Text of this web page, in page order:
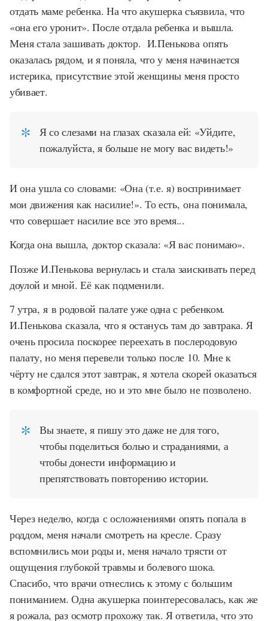
отдать маме ребенка. На что акушерка съязвила, что
«она его уронит». После отдала ребенка и вышла.
Меня стала зашивать доктор. И.Пенькова опять
оказалась рядом, и я поняла, что у меня начинается
истерика, присутствие этой женщины меня просто
убивает.
Я со слезами на глазах сказала ей: «Уйдите,
пожалуйста, я больше не могу вас видеть!»
И она ушла со словами: «Она (т.е. я) воспринимает
мои движения как насилие!». То есть, она понимала,
что совершает насилие все это время...
Когда она вышла, доктор сказала: «Я вас понимаю».
Позже И.Пенькова вернулась и стала заискивать перед
доулой и мной. Её как подменили.
7 утра, я в родовой палате уже одна с ребенком.
И.Пенькова сказала, что я останусь там до завтрака. Я
очень просила поскорее переехать в послеродовую
палату, но меня перевели только после 10. Мне к
чёрту не сдался этот завтрак, я хотела скорей оказаться
в комфортной среде, но и это мне было не позволено.
Вы знаете, я пишу это даже не для того,
чтобы поделиться болью и страданиями, а
чтобы донести информацию и
препятствовать повторению истории.
Через неделю, когда с осложнениями опять попала в
роддом, меня начали смотреть на кресле. Сразу
вспомнились мои роды и, меня начало трясти от
ощущения глубокой травмы и болевого шока.
Спасибо, что врачи отнеслись к этому с большим
пониманием. Одна акушерка поинтересовалась, как же
я рожала, раз осмотр прохожу так. Я ответила, что это